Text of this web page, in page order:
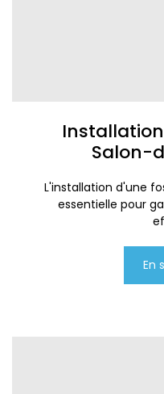
Salon-
L'installation d'une
essentielle pour
En